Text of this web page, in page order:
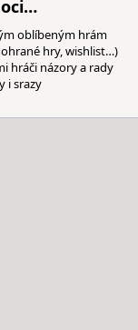
oblíbeným hrám
hry, wishlist…)
hráči názory a rady
i srazy